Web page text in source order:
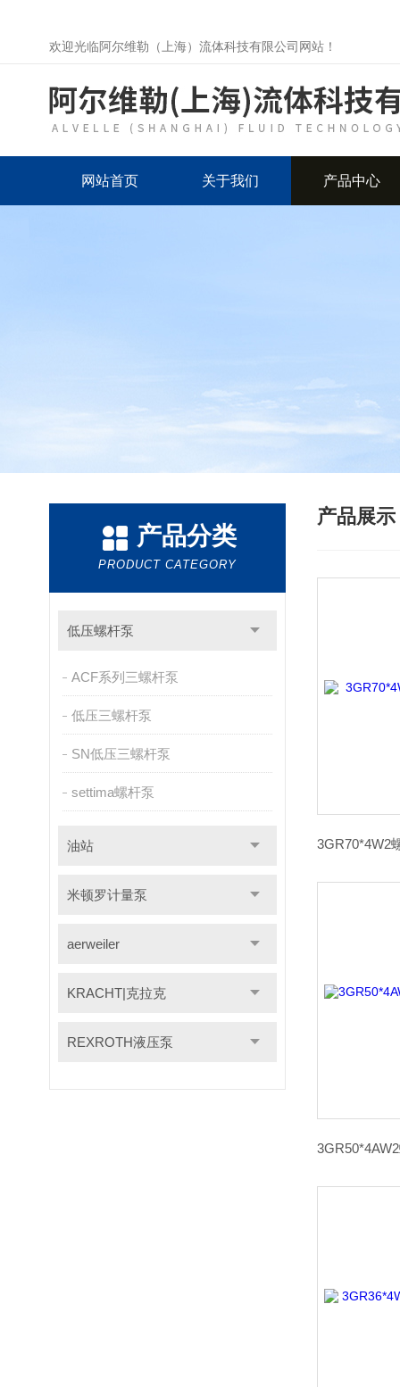
欢迎光临阿尔维勒（上海）流体科技有限公司网站！
网站首页 关于我们 产品中心
产品分类
PRODUCT CATEGORY
低压螺杆泵
ACF系列三螺杆泵
低压三螺杆泵
SN低压三螺杆泵
settima螺杆泵
油站
米顿罗计量泵
aerweiler
KRACHT|克拉克
REXROTH液压泵
产品展示